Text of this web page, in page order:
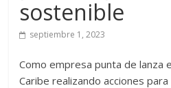
sostenible
septiembre 1, 2023
Como empresa punta de lanza
Caribe realizando acciones